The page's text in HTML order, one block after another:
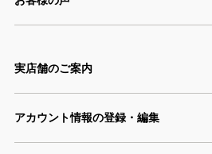
実店舗のご案内
アカウント情報の登録・編集